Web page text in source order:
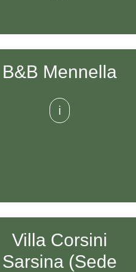
B&B Mennella
i
Villa Corsini
Sarsina (Sede